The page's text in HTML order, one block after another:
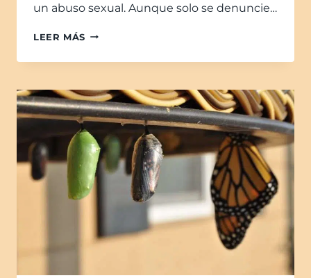
un abuso sexual. Aunque solo se denuncie…
LEER MÁS